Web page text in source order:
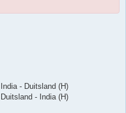
- Duitsland (H)
- India (H)